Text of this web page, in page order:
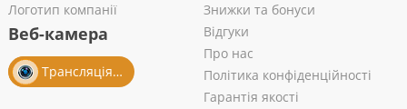
Логотип компанії
Веб-камера
Трансляція із салону
Знижки та бонуси
Відгуки
Про нас
Політика конфіденційності
Гарантія якості